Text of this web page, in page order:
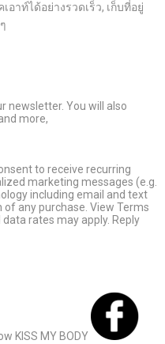
าท์ได้อย่างรวดเร็ว, เก็บที่อยู่
newsletter. You will also
more,
to receive recurring
marketing messages (e.g.
including email and text
any purchase. View Terms
rates may apply. Reply
KISS MY BODY